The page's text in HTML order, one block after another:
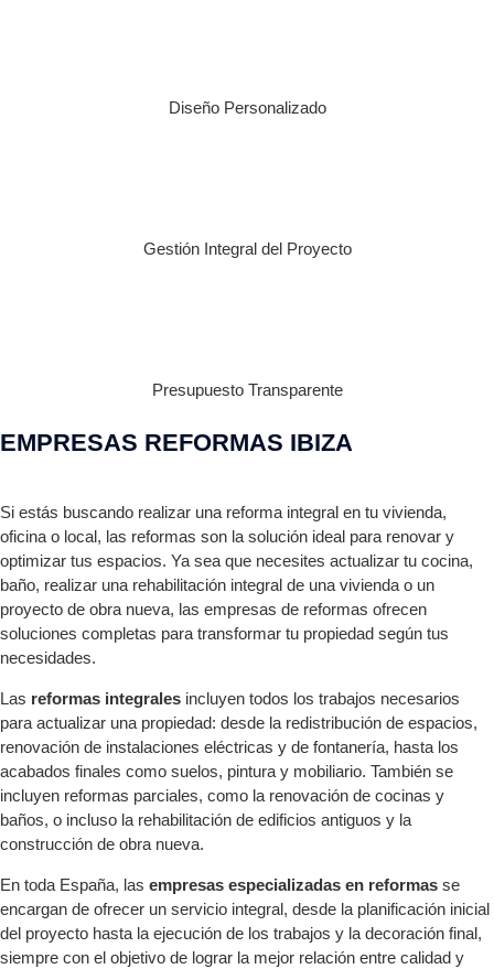
Diseño Personalizado
Gestión Integral del Proyecto
Presupuesto Transparente
EMPRESAS REFORMAS IBIZA
Si estás buscando realizar una reforma integral en tu vivienda,
oficina o local, las reformas son la solución ideal para renovar y
optimizar tus espacios. Ya sea que necesites actualizar tu cocina,
baño, realizar una rehabilitación integral de una vivienda o un
proyecto de obra nueva, las empresas de reformas ofrecen
soluciones completas para transformar tu propiedad según tus
necesidades.
Las reformas integrales incluyen todos los trabajos necesarios
para actualizar una propiedad: desde la redistribución de espacios,
renovación de instalaciones eléctricas y de fontanería, hasta los
acabados finales como suelos, pintura y mobiliario. También se
incluyen reformas parciales, como la renovación de cocinas y
baños, o incluso la rehabilitación de edificios antiguos y la
construcción de obra nueva.
En toda España, las empresas especializadas en reformas se
encargan de ofrecer un servicio integral, desde la planificación inicial
del proyecto hasta la ejecución de los trabajos y la decoración final,
siempre con el objetivo de lograr la mejor relación entre calidad y